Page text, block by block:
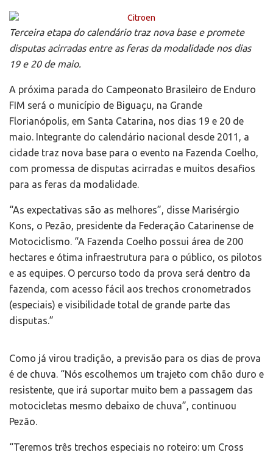
Terceira etapa do calendário traz nova base e promete
disputas acirradas entre as feras da modalidade nos dias
19 e 20 de maio.
A próxima parada do Campeonato Brasileiro de Enduro
FIM será o município de Biguaçu, na Grande
Florianópolis, em Santa Catarina, nos dias 19 e 20 de
maio. Integrante do calendário nacional desde 2011, a
cidade traz nova base para o evento na Fazenda Coelho,
com promessa de disputas acirradas e muitos desafios
para as feras da modalidade.
“As expectativas são as melhores”, disse Marisérgio
Kons, o Pezão, presidente da Federação Catarinense de
Motociclismo. “A Fazenda Coelho possui área de 200
hectares e ótima infraestrutura para o público, os pilotos
e as equipes. O percurso todo da prova será dentro da
fazenda, com acesso fácil aos trechos cronometrados
(especiais) e visibilidade total de grande parte das
disputas.”
Como já virou tradição, a previsão para os dias de prova
é de chuva. “Nós escolhemos um trajeto com chão duro e
resistente, que irá suportar muito bem a passagem das
motocicletas mesmo debaixo de chuva”, continuou
Pezão.
“Teremos três trechos especiais no roteiro: um Cross